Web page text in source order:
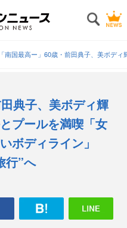
「南国最高ー」60歳・前田典子、美ボデ
典子、美ボディ輝
プールを満喫「女
ボディライン」
行”へ